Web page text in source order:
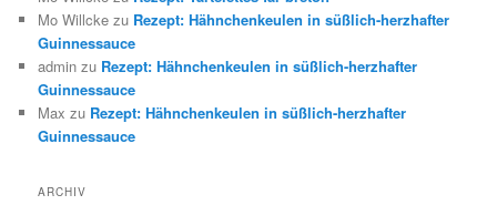
Mo Willcke zu Rezept: Hähnchenkeulen in süßlich-herzhafter
Guinnessauce
admin zu Rezept: Hähnchenkeulen in süßlich-herzhafter
Guinnessauce
Max zu Rezept: Hähnchenkeulen in süßlich-herzhafter
Guinnessauce
ARCHIV